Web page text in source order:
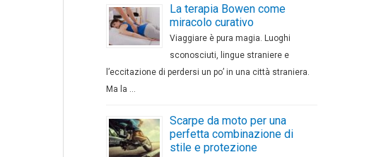
La terapia Bowen come
miracolo curativo
Viaggiare è pura magia. Luoghi
sconosciuti, lingue straniere e
l’eccitazione di perdersi un po’ in una città straniera.
Ma la …
Scarpe da moto per una
perfetta combinazione di
stile e protezione